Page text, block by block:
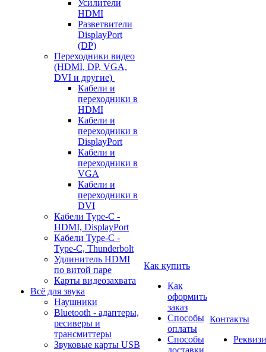
Усилители
HDMI
Разветвители
DisplayPort
(DP)
Переходники видео
(HDMI, DP, VGA,
DVI и другие)
Кабели и
переходники в
HDMI
Кабели и
переходники в
DisplayPort
Кабели и
переходники в
VGA
Кабели и
переходники в
DVI
Кабели Type-C -
HDMI, DisplayPort
Кабели Type-C -
Type-C, Thunderbolt
Удлинитель HDMI
по витой паре
Карты видеозахвата
Всё для звука
Наушники
Bluetooth - адаптеры,
ресиверы и
трансмиттеры
Звуковые карты USB
Как купить
Как
оформить
заказ
Способы
оплаты
Способы
доставки
Контакты